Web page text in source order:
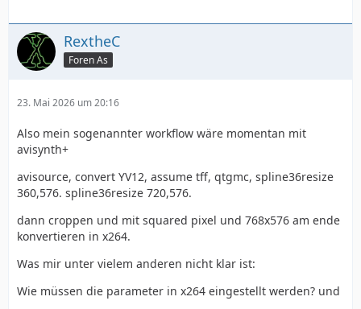
RextheC
Foren As
23. Mai 2026 um 20:16
Also mein sogenannter workflow wäre momentan mit
avisynth+
avisource, convert YV12, assume tff, qtgmc, spline36resize
360,576. spline36resize 720,576.
dann croppen und mit squared pixel und 768x576 am ende
konvertieren in x264.
Was mir unter vielem anderen nicht klar ist:
Wie müssen die parameter in x264 eingestellt werden? und